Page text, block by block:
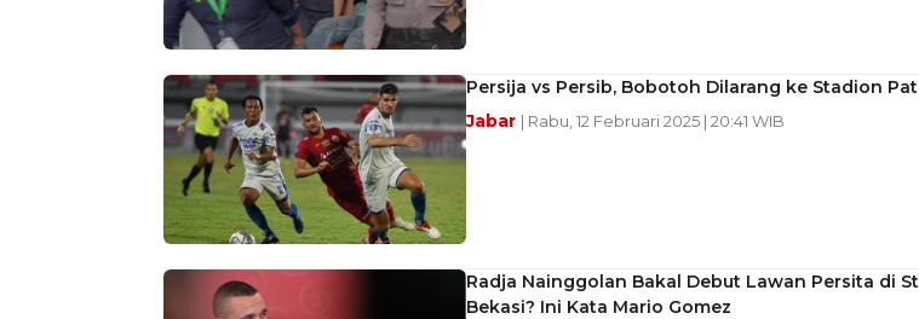
Persija vs Persib, Bobotoh Dilarang ke Stadion
Jabar | Rabu, 12 Februari 2025 | 20:41 WIB
Radja Nainggolan Bakal Debut Lawan Persita di
Bekasi? Ini Kata Mario Gomez